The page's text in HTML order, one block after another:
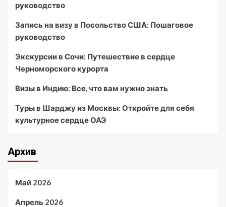
руководство
Запись на визу в Посольство США: Пошаговое
руководство
Экскурсии в Сочи: Путешествие в сердце
Черноморского курорта
Визы в Индию: Все, что вам нужно знать
Туры в Шарджу из Москвы: Откройте для себя
культурное сердце ОАЭ
Архив
Май 2026
Апрель 2026